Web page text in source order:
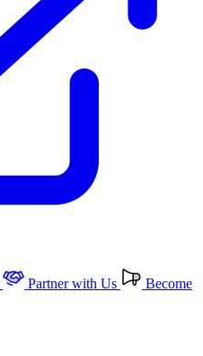
Partner with Us
Become